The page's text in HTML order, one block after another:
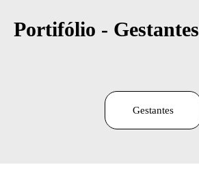
Portifólio - Gestantes
Gestantes